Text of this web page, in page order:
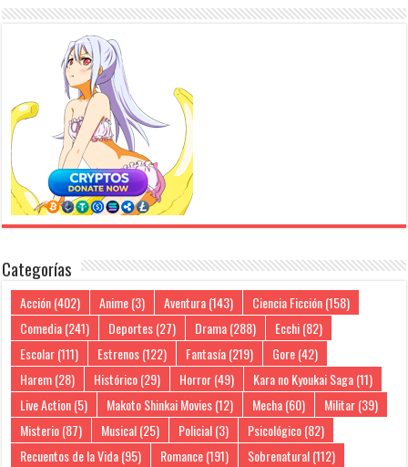
Categorías
Acción(402) Anime(3) Aventura(143) Ciencia Ficción(158)
Comedia(241) Deportes(27) Drama(288) Ecchi(82)
Escolar(111) Estrenos(122) Fantasía(219) Gore(42)
Harem(28) Histórico(29) Horror(49) Kara no Kyoukai Saga(11)
Live Action(5) Makoto Shinkai Movies(12) Mecha(60) Militar(39)
Misterio(87) Musical(25) Policial(3) Psicológico(82)
Recuentos de la Vida(95) Romance(191) Sobrenatural(112)